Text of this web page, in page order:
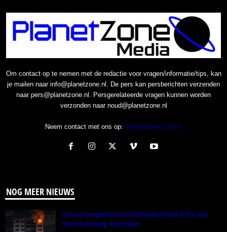
Om contact op te nemen met de redactie voor vragen/informatie/tips, kan
je mailen naar info@planetzone.nl. De pers kan persberichten verzenden
naar pers@planetzone.nl. Persgerelateerde vragen kunnen worden
verzonden naar noud@planetzone.nl
Neem contact met ons op: Info@planetzone.nl
NOG MEER NIEUWS
Persoon omgekomen bij uitslaande brand in flat aan
Watertorenweg, Rotterdam